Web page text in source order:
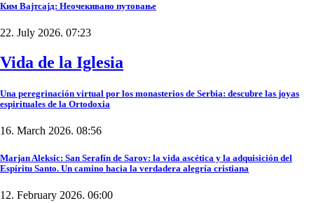
Ким Вајтсајд: Неочекивано путовање
22. July 2026. 07:23
Vida de la Iglesia
Una peregrinación virtual por los monasterios de Serbia: descubre las joyas
espirituales de la Ortodoxia
16. March 2026. 08:56
Marjan Aleksic: San Serafín de Sarov: la vida ascética y la adquisición del
Espíritu Santo. Un camino hacia la verdadera alegría cristiana
12. February 2026. 06:00